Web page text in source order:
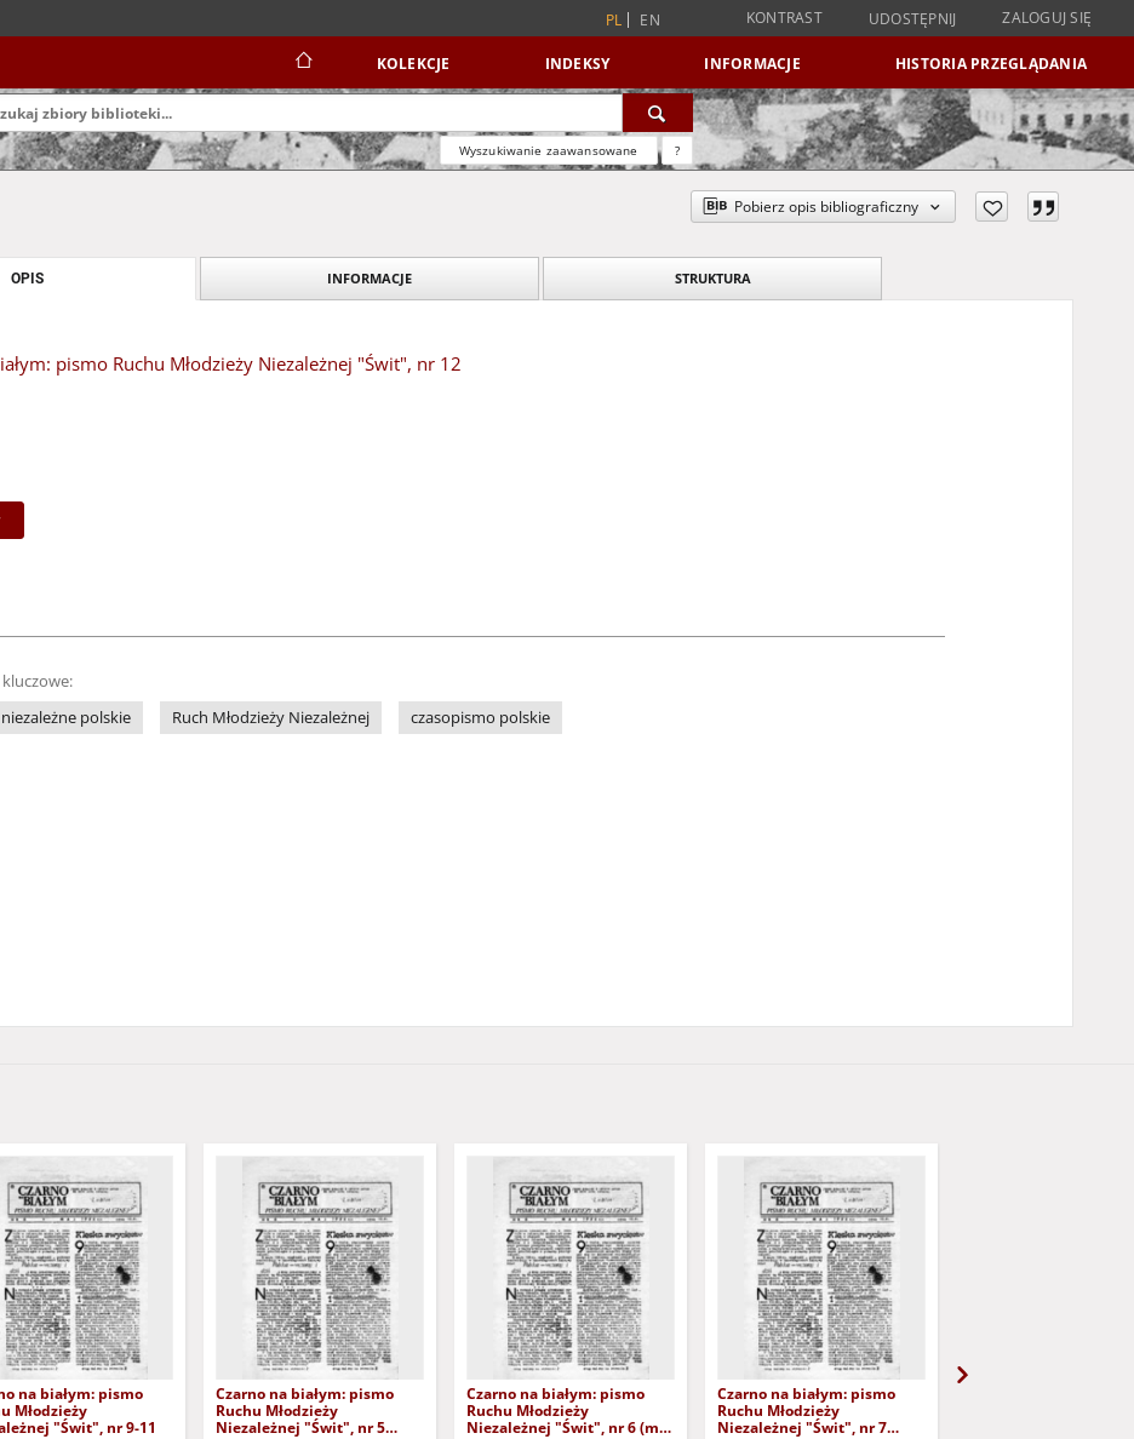
PL EN KONTRAST UDOSTĘPNIJ ZALOGUJ SIĘ
KOLEKCJE INDEKSY INFORMACJE HISTORIA PRZEGLĄDANIA
Wyszukiwanie zaawansowane ?
Pobierz opis bibliograficzny
OPIS INFORMACJE STRUKTURA
pismo Ruchu Młodzieży Niezależnej "Świt", nr 12
kluczowe:
polskie
Ruch Młodzieży Niezależnej czasopismo polskie
na białym: pismo
Młodzieży
"Świt", nr 9-11
Czarno na białym: pismo
Ruchu Młodzieży
Niezależnej "Świt", nr 5
Czarno na białym: pismo
Ruchu Młodzieży
Niezależnej "Świt", nr 6 (maj
Czarno na białym: pismo
Ruchu Młodzieży
Niezależnej "Świt", nr 7